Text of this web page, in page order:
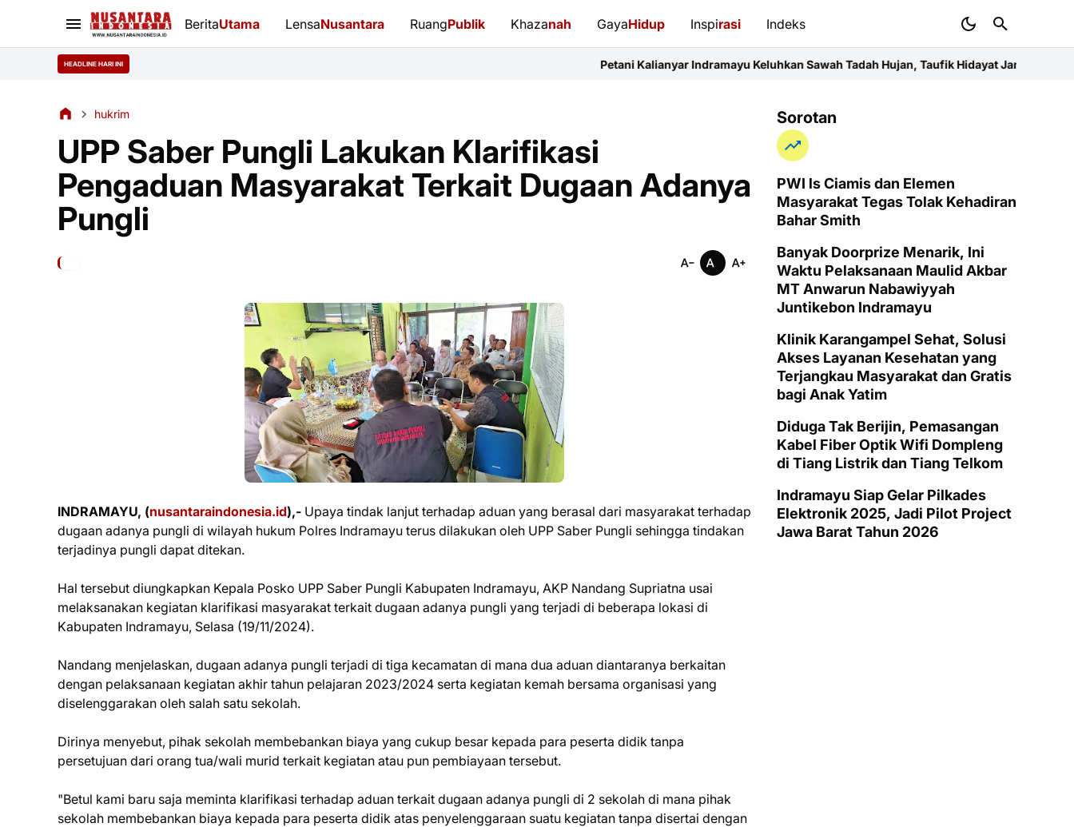
BeritaUtama LensaNusantara RuangPublik Khazanah GayaHidup Inspirasi Indeks
HEADLINE HARI INI Petani Kalianyar Indramayu Keluhkan Sawah Tadah Hujan, Taufik Hidayat Janji Perjuangkan
hukrim
UPP Saber Pungli Lakukan Klarifikasi
Pengaduan Masyarakat Terkait Dugaan Adanya
Pungli
INDRAMAYU, (nusantaraindonesia.id),- Upaya tindak lanjut terhadap aduan yang berasal dari masyarakat terhadap
dugaan adanya pungli di wilayah hukum Polres Indramayu terus dilakukan oleh UPP Saber Pungli sehingga tindakan
terjadinya pungli dapat ditekan.
Hal tersebut diungkapkan Kepala Posko UPP Saber Pungli Kabupaten Indramayu, AKP Nandang Supriatna usai
melaksanakan kegiatan klarifikasi masyarakat terkait dugaan adanya pungli yang terjadi di beberapa lokasi di
Kabupaten Indramayu, Selasa (19/11/2024).
Nandang menjelaskan, dugaan adanya pungli terjadi di tiga kecamatan di mana dua aduan diantaranya berkaitan
dengan pelaksanaan kegiatan akhir tahun pelajaran 2023/2024 serta kegiatan kemah bersama organisasi yang
diselenggarakan oleh salah satu sekolah.
Dirinya menyebut, pihak sekolah membebankan biaya yang cukup besar kepada para peserta didik tanpa
persetujuan dari orang tua/wali murid terkait kegiatan atau pun pembiayaan tersebut.
"Betul kami baru saja meminta klarifikasi terhadap aduan terkait dugaan adanya pungli di 2 sekolah di mana pihak
sekolah membebankan biaya kepada para peserta didik atas penyelenggaraan suatu kegiatan tanpa disertai dengan
Sorotan
PWI ls Ciamis dan Elemen
Masyarakat Tegas Tolak Kehadiran
Bahar Smith
Banyak Doorprize Menarik, Ini
Waktu Pelaksanaan Maulid Akbar
MT Anwarun Nabawiyyah
Juntikebon Indramayu
Klinik Karangampel Sehat, Solusi
Akses Layanan Kesehatan yang
Terjangkau Masyarakat dan Gratis
bagi Anak Yatim
Diduga Tak Berijin, Pemasangan
Kabel Fiber Optik Wifi Dompleng
di Tiang Listrik dan Tiang Telkom
Indramayu Siap Gelar Pilkades
Elektronik 2025, Jadi Pilot Project
Jawa Barat Tahun 2026